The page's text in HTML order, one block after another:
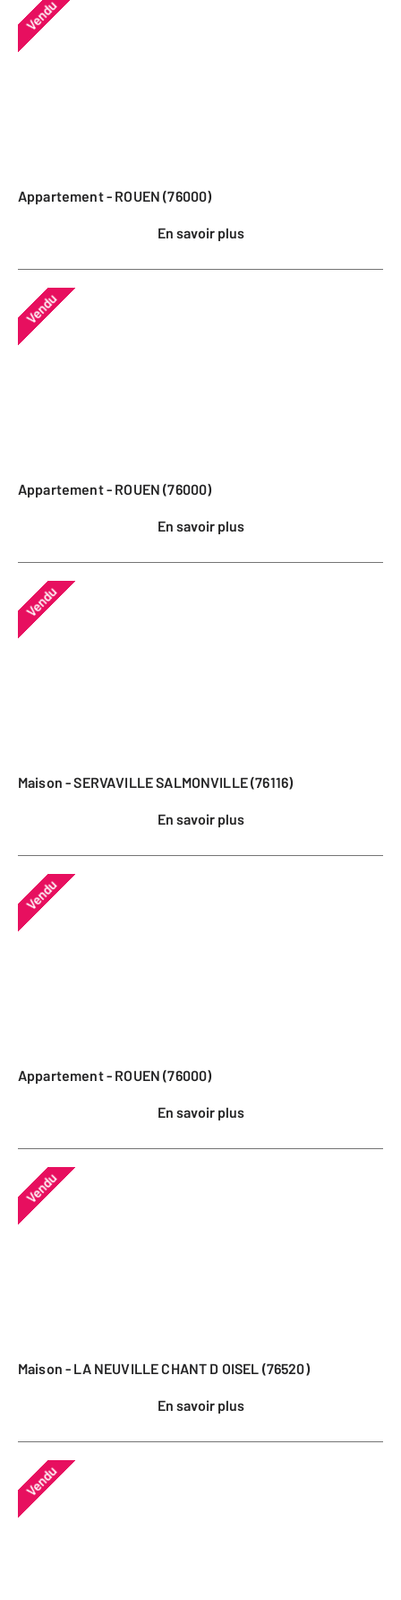
Vendu
Appartement - ROUEN (76000)
En savoir plus
Vendu
Appartement - ROUEN (76000)
En savoir plus
Vendu
Maison - SERVAVILLE SALMONVILLE (76116)
En savoir plus
Vendu
Appartement - ROUEN (76000)
En savoir plus
Vendu
Maison - LA NEUVILLE CHANT D OISEL (76520)
En savoir plus
Vendu